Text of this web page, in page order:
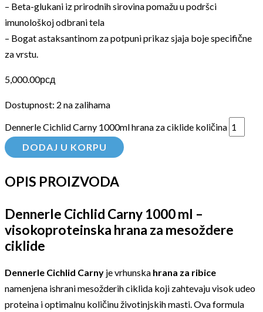
– Beta-glukani iz prirodnih sirovina pomažu u podršci
imunološkoj odbrani tela
– Bogat astaksantinom za potpuni prikaz sjaja boje specifične
za vrstu.
5,000.00рсд
Dostupnost: 2 na zalihama
Dennerle Cichlid Carny 1000ml hrana za ciklide količina
DODAJ U KORPU
OPIS PROIZVODA
Dennerle Cichlid Carny 1000 ml –
visokoproteinska hrana za mesoždere
ciklide
Dennerle Cichlid Carny je vrhunska hrana za ribice
namenjena ishrani mesožderih ciklida koji zahtevaju visok udeo
proteina i optimalnu količinu životinjskih masti. Ova formula